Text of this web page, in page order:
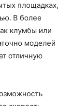
площадках,
В более
клумбы или
моделей
отличную